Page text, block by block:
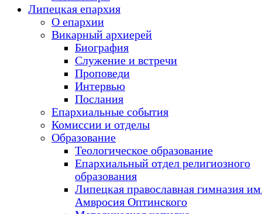
Липецкая епархия
О епархии
Викарный архиерей
Биография
Служение и встречи
Проповеди
Интервью
Послания
Епархиальные события
Комиссии и отделы
Образование
Теологическое образование
Епархиальный отдел религиозного
образования
Липецкая православная гимназия
Амвросия Оптинского